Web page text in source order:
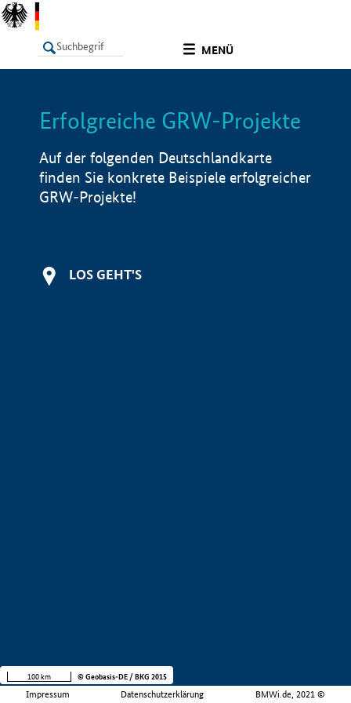
MENÜ
LISTE Info
Erfolgreiche GRW-Projekte
Auf der folgenden Deutschlandkarte
finden Sie konkrete Beispiele erfolgreicher
GRW-Projekte!
LOS GEHT'S
Impressum Datenschutzerklärung BMWi.de, 2021 ©
100 km © Geobasis-DE / BKG 2015